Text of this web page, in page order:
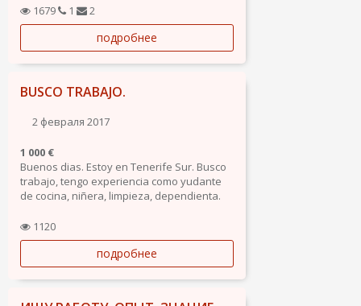
по дому. Вам нужны мужские руки то вам
к нам.
1679 1 2
подробнее
BUSCO TRABAJO.
2 февраля 2017
1 000 €
Buenos dias. Estoy en Tenerife Sur. Busco
trabajo, tengo experiencia como yudante
de cocina, niñera, limpieza, dependienta.
ruso, ingles basico. Disponibilidad total.
1120
подробнее